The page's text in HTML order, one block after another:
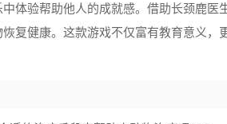
体验帮助他人的成就感。借助长颈鹿医
复健康。这款游戏不仅富有教育意义，